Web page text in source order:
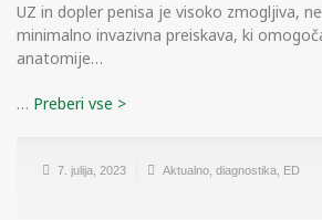
UZ in dopler penisa je visoko zmogljiva,
minimalno invazivna preiskava, ki
anatomije…
…
7. julija, 2023 Aktualno diagnostika ED